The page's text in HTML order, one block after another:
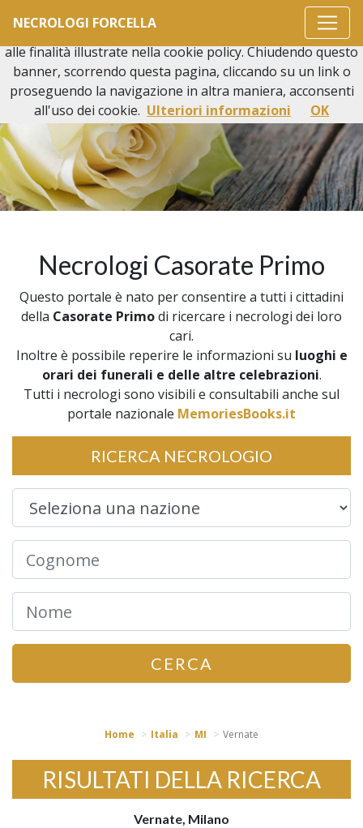
NECROLOGI FORCELLA
Necrologi Casorate Primo
Questo portale è nato per consentire a tutti i cittadini
della Casorate Primodi ricercare i necrologi dei loro
cari.
Inoltre è possibile reperire le informazioni su luoghi e
orari dei funerali e delle altre celebrazioni.
Tutti i necrologi sono visibili e consultabili anche sul
portale nazionale MemoriesBooks.it
RICERCA NECROLOGIO
CERCA
Home Italia MI Vernate
RISULTATI DELLA RICERCA
Vernate, Milano
Questo sito o gli strumenti terzi da questo utilizzati si
avvalgono di cookie necessari al funzionamento ed utili
alle finalità illustrate nella cookie policy. Chiudendo questo
banner, scorrendo questa pagina, cliccando su un link o
proseguendo la navigazione in altra maniera, acconsenti
all'uso dei cookie. Ulteriori informazioni OK